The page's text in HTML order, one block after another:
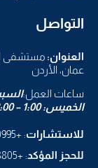
التواصل
العنوان: مستشفى
عمان، الأردن
ساعات العمل:السبت –
الخميس: 1:00 – 3:00 م
للاستشارات: +962796000995
للحجز المؤكد: +962799198805